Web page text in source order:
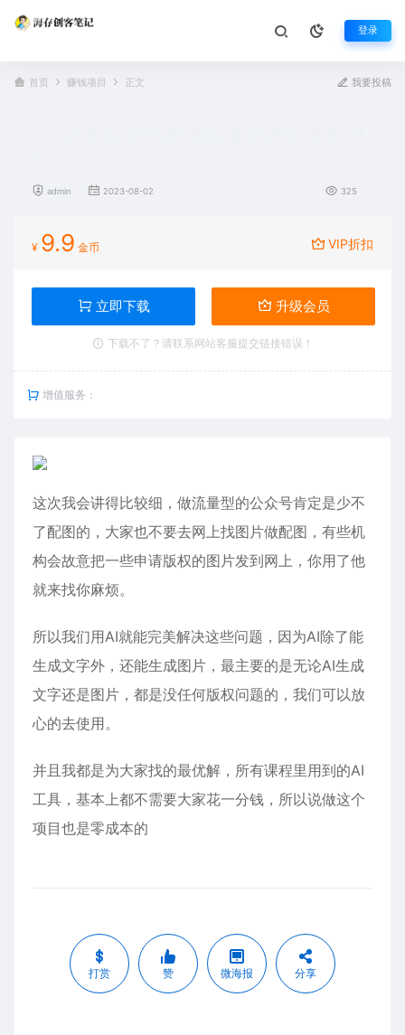
登录
首页 赚钱项目 正文 我要投稿
admin 2023-08-02 325
¥ 9.9 金币 VIP折扣
立即下载 升级会员
下载不了？请联系网站客服提交链接错误！
增值服务：
这次我会讲得比较细，做流量型的公众号肯定是少不
了配图的，大家也不要去网上找图片做配图，有些机
构会故意把一些申请版权的图片发到网上，你用了他
就来找你麻烦。
所以我们用AI就能完美解决这些问题，因为AI除了能
生成文字外，还能生成图片，最主要的是无论AI生成
文字还是图片，都是没任何版权问题的，我们可以放
心的去使用。
并且我都是为大家找的最优解，所有课程里用到的AI
工具，基本上都不需要大家花一分钱，所以说做这个
项目也是零成本的
打赏 赞 微海报 分享